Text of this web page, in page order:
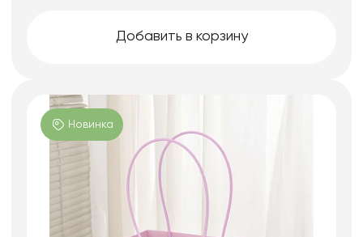
Добавить в корзину
Новинка